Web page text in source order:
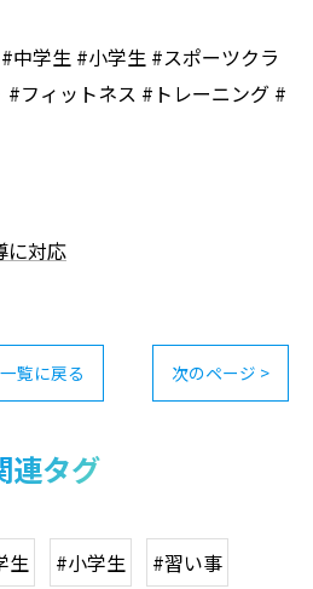
中学生 #小学生 #スポーツクラ
#フィットネス #トレーニング #
に対応
一覧に戻る 次のページ >
連タグ
生 #小学生 #習い事